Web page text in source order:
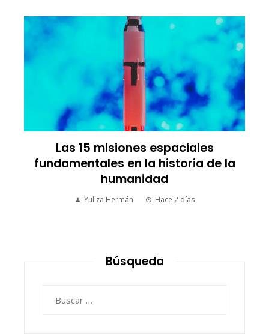
Las 15 misiones espaciales
fundamentales en la historia de la
humanidad
Yuliza Hermán Hace 2 días
Búsqueda